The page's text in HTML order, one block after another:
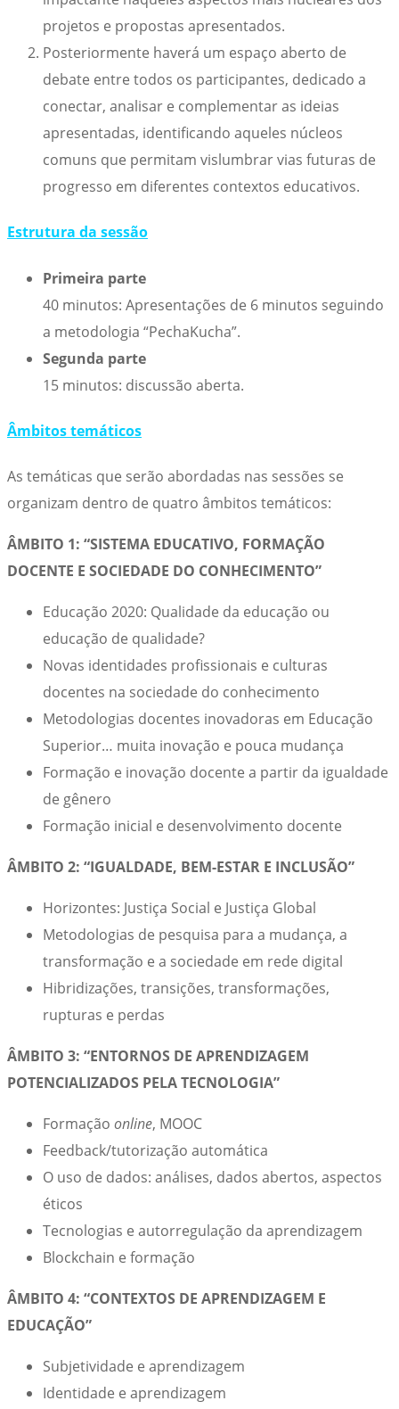
projetos e propostas apresentados.
Posteriormente haverá um espaço aberto de
debate entre todos os participantes, dedicado a
conectar, analisar e complementar as ideias
apresentadas, identificando aqueles núcleos
comuns que permitam vislumbrar vias futuras de
progresso em diferentes contextos educativos.
Estrutura da sessão
Primeira parte
40 minutos: Apresentações de 6 minutos seguindo
a metodologia “PechaKucha”.
Segunda parte
15 minutos: discussão aberta.
Âmbitos temáticos
As temáticas que serão abordadas nas sessões se
organizam dentro de quatro âmbitos temáticos:
ÂMBITO 1: “SISTEMA EDUCATIVO, FORMAÇÃO
DOCENTE E SOCIEDADE DO CONHECIMENTO”
Educação 2020: Qualidade da educação ou
educação de qualidade?
Novas identidades profissionais e culturas
docentes na sociedade do conhecimento
Metodologias docentes inovadoras em Educação
Superior… muita inovação e pouca mudança
Formação e inovação docente a partir da igualdade
de gênero
Formação inicial e desenvolvimento docente
ÂMBITO 2: “IGUALDADE, BEM-ESTAR E INCLUSÃO”
Horizontes: Justiça Social e Justiça Global
Metodologias de pesquisa para a mudança, a
transformação e a sociedade em rede digital
Hibridizações, transições, transformações,
rupturas e perdas
ÂMBITO 3: “ENTORNOS DE APRENDIZAGEM
POTENCIALIZADOS PELA TECNOLOGIA”
Formação online, MOOC
Feedback/tutorização automática
O uso de dados: análises, dados abertos, aspectos
éticos
Tecnologias e autorregulação da aprendizagem
Blockchain e formação
ÂMBITO 4: “CONTEXTOS DE APRENDIZAGEM E
EDUCAÇÃO”
Subjetividade e aprendizagem
Identidade e aprendizagem